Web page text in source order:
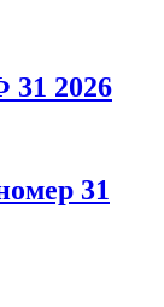
31 2026
31